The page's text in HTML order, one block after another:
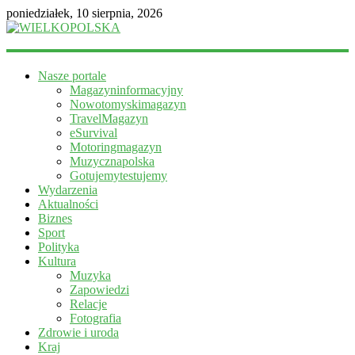
poniedziałek, 10 sierpnia, 2026
WIELKOPOLSKA
informacyjny
Nasze portale
Magazyninformacyjny
Nowotomyskimagazyn
TravelMagazyn
eSurvival
Motoringmagazyn
Muzycznapolska
Gotujemytestujemy
Wydarzenia
Aktualności
Biznes
Sport
Polityka
Kultura
Muzyka
Zapowiedzi
Relacje
Fotografia
Zdrowie i uroda
Kraj